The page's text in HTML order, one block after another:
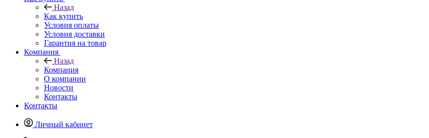
Назад
Как купить
Условия оплаты
Условия доставки
Гарантия на товар
Компания
Назад
Компания
О компании
Новости
Контакты
Контакты
Личный кабинет